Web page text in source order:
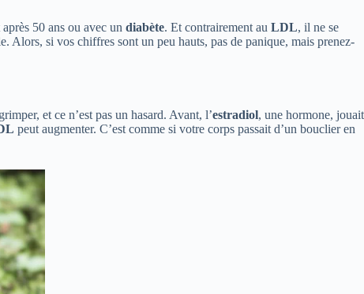
50 ans ou avec un diabète. Et contrairement au LDL, il ne se
Alors, si vos chiffres sont un peu hauts, pas de panique, mais prenez-
grimper, et ce n’est pas un hasard. Avant, l’estradiol, une hormone, jouait
peut augmenter. C’est comme si votre corps passait d’un bouclier en